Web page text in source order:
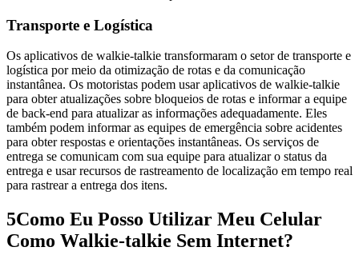
Transporte e Logística
Os aplicativos de walkie-talkie transformaram o setor de transporte e
logística por meio da otimização de rotas e da comunicação
instantânea. Os motoristas podem usar aplicativos de walkie-talkie
para obter atualizações sobre bloqueios de rotas e informar a equipe
de back-end para atualizar as informações adequadamente. Eles
também podem informar as equipes de emergência sobre acidentes
para obter respostas e orientações instantâneas. Os serviços de
entrega se comunicam com sua equipe para atualizar o status da
entrega e usar recursos de rastreamento de localização em tempo real
para rastrear a entrega dos itens.
5Como Eu Posso Utilizar Meu Celular
Como Walkie-talkie Sem Internet?